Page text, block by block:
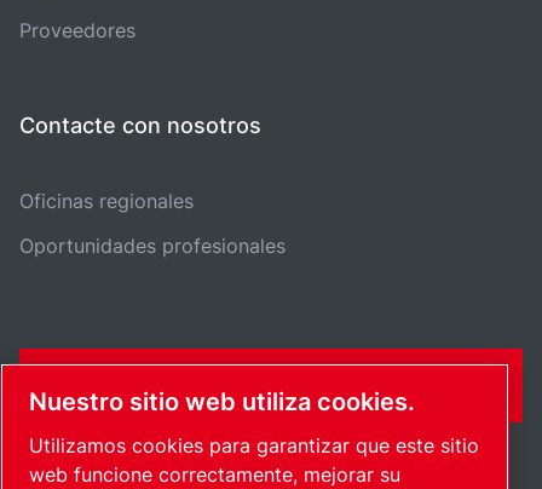
Proveedores
Contacte con nosotros
Oficinas regionales
Oportunidades profesionales
Nuestro sitio web utiliza cookies.
Utilizamos cookies para garantizar que este sitio
web funcione correctamente, mejorar su